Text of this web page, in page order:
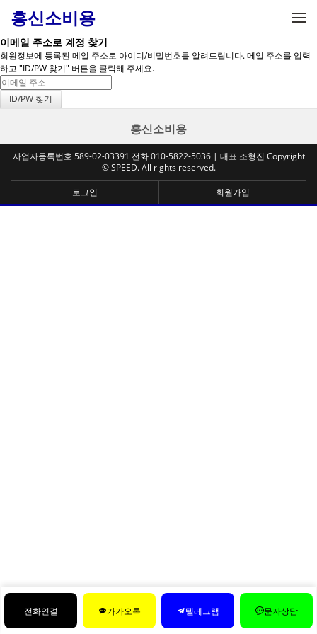
흥신소비용
이메일 주소로 계정 찾기
회원정보에 등록된 메일 주소로 아이디/비밀번호를 알려드립니다. 메일 주소를 입력
하고 "ID/PW 찾기" 버튼을 클릭해 주세요.
흥신소비용
사업자등록번호 589-02-03391 전화 010-5822-5036 | 대표 조형진 Copyright
© SPEED. All rights reserved.
로그인 회원가입
전화연결 카카오톡 텔레그램 문자상담